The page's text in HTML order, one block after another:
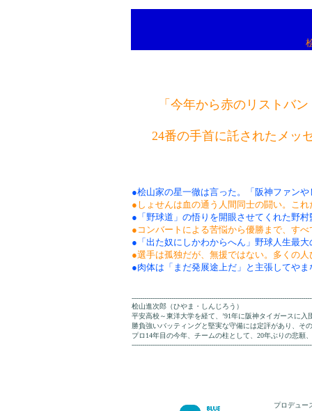
「今年から赤のリストバ
24番の手首に託されたメッ
●桧山家の星一徹は言った。「阪神ファン
●しょせんは血の通う人間同士の闘い。こ
●「野球道」の悟りを開眼させてくれた野
●コンバートによる苦悩から優勝まで、す
●「出た奴にしかわからへん」野球人生最
●選手は孤独だが、無援ではない。多くの
●肉体は「まだ発展途上だ」と主張してや
桧山進次郎（ひやま・しんじろう）
平安高校～東洋大学を経て、’91年に阪神タイガースに
勝負強いバッティングと堅実な守備には定評があり、そ
プロ14年目の今年、チームの柱として、20年ぶりの悲願
プロデュー